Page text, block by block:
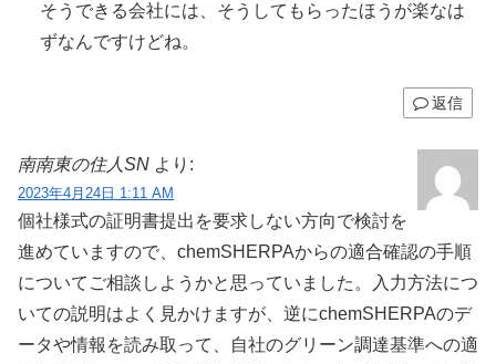
そうできる会社には、そうしてもらったほうが楽なは
ずなんですけどね。
返信
南南東の住人SN より:
2023年4月24日 1:11 AM
個社様式の証明書提出を要求しない方向で検討を
進めていますので、chemSHERPAからの適合確認の手順
についてご相談しようかと思っていました。入力方法につ
いての説明はよく見かけますが、逆にchemSHERPAのデ
ータや情報を読み取って、自社のグリーン調達基準への適